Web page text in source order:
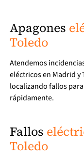
Apagones
Toledo
Atendemos
eléctricos en Madrid
localizando fallos
rápidamente.
Fallos
Toledo